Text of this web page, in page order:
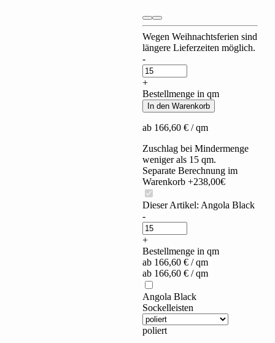
Wegen Weihnachtsferien sind
längere Lieferzeiten möglich.
Angola
Black
quantity
-
+
Bestellmenge in qm
In den Warenkorb
ab 166,60 €/ qm
Zuschlag bei Mindermenge
weniger als 15 qm.
Separate Berechnung im
Warenkorb +238,00€
Dieser Artikel: Angola Black
Angola
Black
quantity
-
+
Bestellmenge in qm
ab 166,60 €/ qm
ab 166,60 €/ qm
Angola Black
Sockelleisten
poliert